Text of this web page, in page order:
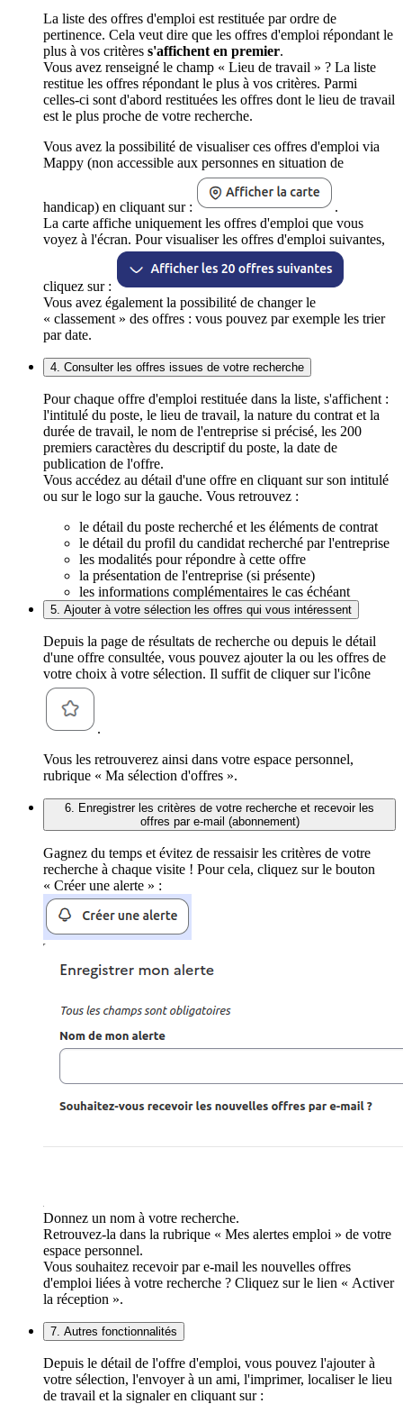
La liste des offres d'emploi est restituée par ordre de
pertinence. Cela veut dire que les offres d'emploi répondant le
plus à vos critères s'affichent en premier.
Vous avez renseigné le champ « Lieu de travail » ? La liste
restitue les offres répondant le plus à vos critères. Parmi
celles-ci sont d'abord restituées les offres dont le lieu de travail
est le plus proche de votre recherche.
Vous avez la possibilité de visualiser ces offres d'emploi via
Mappy (non accessible aux personnes en situation de
handicap) en cliquant sur :
.
La carte affiche uniquement les offres d'emploi que vous
voyez à l'écran. Pour visualiser les offres d'emploi suivantes,
cliquez sur :
Vous avez également la possibilité de changer le
« classement » des offres : vous pouvez par exemple les trier
par date.
4. Consulter les offres issues de votre recherche
Pour chaque offre d'emploi restituée dans la liste, s'affichent :
l'intitulé du poste, le lieu de travail, la nature du contrat et la
durée de travail, le nom de l'entreprise si précisé, les 200
premiers caractères du descriptif du poste, la date de
publication de l'offre.
Vous accédez au détail d'une offre en cliquant sur son intitulé
ou sur le logo sur la gauche. Vous retrouvez :
le détail du poste recherché et les éléments de contrat
le détail du profil du candidat recherché par l'entreprise
les modalités pour répondre à cette offre
la présentation de l'entreprise (si présente)
les informations complémentaires le cas échéant
5. Ajouter à votre sélection les offres qui vous intéressent
Depuis la page de résultats de recherche ou depuis le détail
d'une offre consultée, vous pouvez ajouter la ou les offres de
votre choix à votre sélection. Il suffit de cliquer sur l'icône
.
Vous les retrouverez ainsi dans votre espace personnel,
rubrique « Ma sélection d'offres ».
6. Enregistrer les critères de votre recherche et recevoir les
offres par e-mail (abonnement)
Gagnez du temps et évitez de ressaisir les critères de votre
recherche à chaque visite ! Pour cela, cliquez sur le bouton
« Créer une alerte » :
Donnez un nom à votre recherche.
Retrouvez-la dans la rubrique « Mes alertes emploi » de votre
espace personnel.
Vous souhaitez recevoir par e-mail les nouvelles offres
d'emploi liées à votre recherche ? Cliquez sur le lien « Activer
la réception ».
7. Autres fonctionnalités
Depuis le détail de l'offre d'emploi, vous pouvez l'ajouter à
votre sélection, l'envoyer à un ami, l'imprimer, localiser le lieu
de travail et la signaler en cliquant sur :